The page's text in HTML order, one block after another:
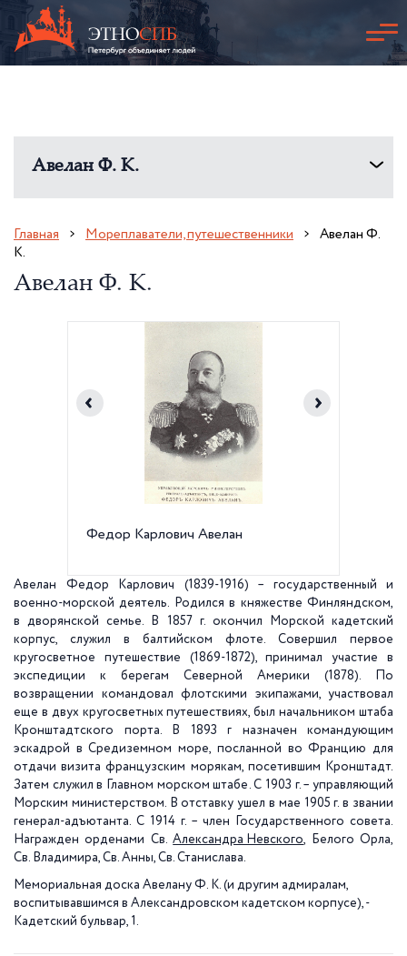
Авелан Ф. К.
Главная Мореплаватели, путешественники
Авелан Ф.
К.
Авелан Ф. К.
Федор Карлович Авелан
Авелан Федор Карлович (1839-1916) – государственный и
военно-морской деятель. Родился в княжестве Финляндском,
в дворянской семье. В
1857 г. окончил Морской кадетский
корпус, служил в балтийском флоте. Совершил первое
кругосветное путешествие (1869-1872), принимал участие в
экспедиции к берегам Северной Америки (1878). По
возвращении командовал флотскими экипажами, участвовал
еще в двух кругосветных путешествиях, был начальником штаба
Кронштадтского порта. В 1893 г назначен командующим
эскадрой в Средиземном море, посланной во Францию для
отдачи визита французским морякам, посетившим Кронштадт.
Затем служил в Главном морском штабе. С 1903 г. – управляющий
Морским министерством. В отставку ушел в мае 1905 г. в звании
генерал-адъютанта. С 1914 г. – член Государственного совета.
Награжден орденами Св.Александра Невского, Белого Орла,
Св. Владимира, Св. Анны, Св. Станислава.
Мемориальная доска Авелану Ф. К. (и другим адмиралам,
воспитывавшимся в Александровском кадетском корпусе), -
Кадетский бульвар, 1.